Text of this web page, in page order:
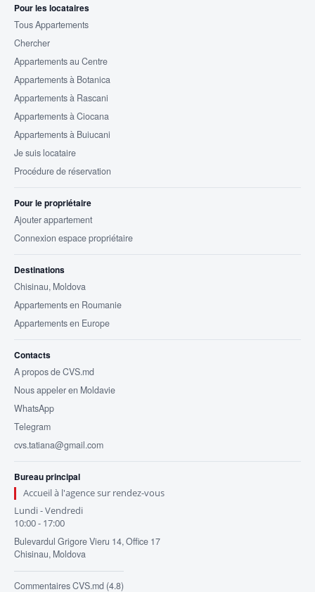
Pour les locataires
Tous Appartements
Chercher
Appartements au Centre
Appartements à Botanica
Appartements à Rascani
Appartements à Ciocana
Appartements à Buiucani
Je suis locataire
Procédure de réservation
Pour le propriétaire
Ajouter appartement
Connexion espace propriétaire
Destinations
Chisinau, Moldova
Appartements en Roumanie
Appartements en Europe
Contacts
A propos de CVS.md
Nous appeler en Moldavie
WhatsApp
Telegram
cvs.tatiana@gmail.com
Bureau principal
Accueil à l'agence sur rendez-vous
Lundi - Vendredi
10:00 - 17:00
Bulevardul Grigore Vieru 14, Office 17
Chisinau, Moldova
Commentaires CVS.md (4.8)